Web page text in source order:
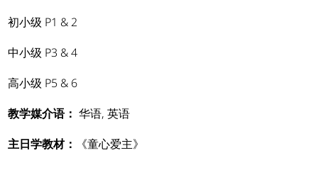
初小级 P1 & 2
中小级 P3 & 4
高小级 P5 & 6
教学媒介语： 华语, 英语
主日学教材：
《童心爱主》